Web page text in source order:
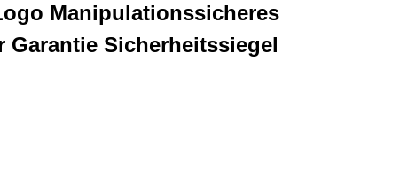
Manipulationssicheres
Sicherheitssiegel